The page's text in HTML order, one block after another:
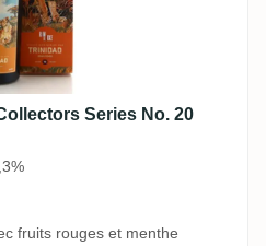
Series No. 20
fruits rouges et menthe